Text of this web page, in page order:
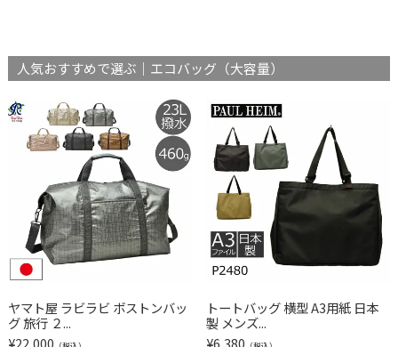
人気おすすめで選ぶ｜エコバッグ（大容量）
ヤマト屋 ラビラビ ボストンバッ
グ 旅行 ２...
¥22,000 （税込）
トートバッグ 横型 A3用紙 日本
製 メンズ...
¥6,380 （税込）